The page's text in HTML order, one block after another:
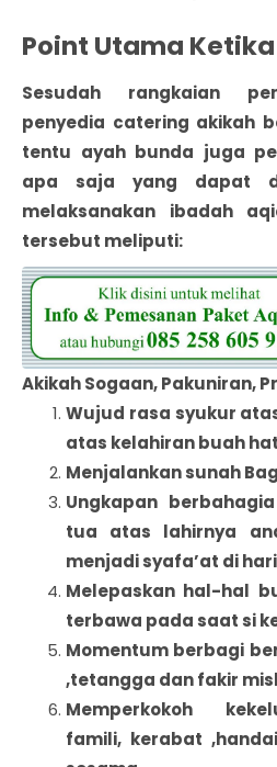
Point Utama
Sesudah rangkaian
penyedia catering akikah
tentu ayah bunda juga
apa saja yang dapat
melaksanakan ibadah
tersebut meliputi:
Akikah Sogaan, Pakuniran,
Wujud rasa syukur
atas kelahiran buah
Menjalankan sunah
Ungkapan
tua atas lahirnya
menjadi syafa’at di
Melepaskan hal-hal
terbawa pada saat si
Momentum berbagi
,tetangga dan fakir
Memperkokoh
famili, kerabat